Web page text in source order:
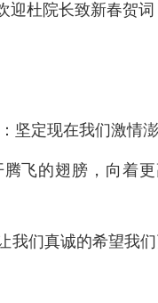
迎杜院长致新春贺词
坚定现在我们激情
飞的翅膀，向着
我们真诚的希望我